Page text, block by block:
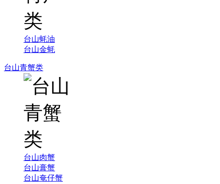
台山蚝油
台山金蚝
台山青蟹类
台山肉蟹
台山膏蟹
台山奄仔蟹